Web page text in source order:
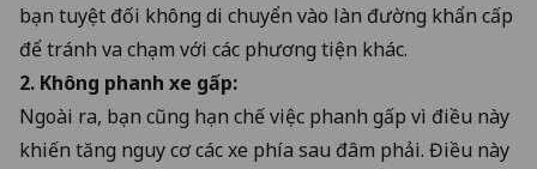
bạn tuyệt đối không di chuyển vào làn đường khẩn cấp
để tránh va chạm với các phương tiện khác.
2. Không phanh xe gấp:
Ngoài ra, bạn cũng hạn chế việc phanh gấp vì điều này
khiến tăng nguy cơ các xe phía sau đâm phải. Điều này